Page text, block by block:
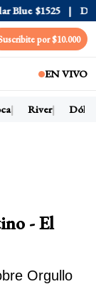
$1525 Dólar
por $10.000
EN VIVO
River Dólar
- El
Orgullo